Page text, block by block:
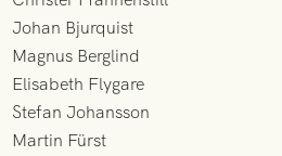
Johan Bjurquist
Magnus Berglind
Elisabeth Flygare
Stefan Johansson
Martin Fürst